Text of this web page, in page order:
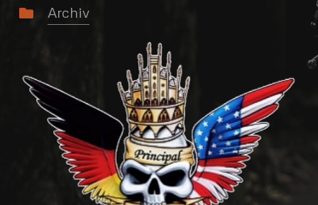
Archiv